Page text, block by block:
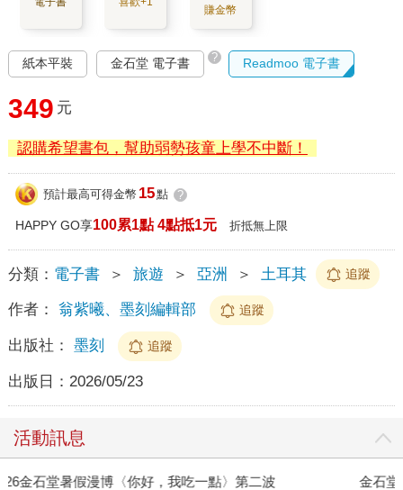
賺金幣
紙本平裝 金石堂 電子書 ? Readmoo 電子書
349 元
認購希望書包，幫助弱勢孩童上學不中斷！
預計最高可得金幣 15點 ?
HAPPY GO享100累1點 4點抵1元 折抵無上限
分類： 電子書 ＞ 旅遊 ＞ 亞洲 ＞ 土耳其 追蹤
作者： 翁紫曦、墨刻編輯部 追蹤
出版社： 墨刻 追蹤
出版日： 2026/05/23
活動訊息
金石堂2026海外優惠：電子書